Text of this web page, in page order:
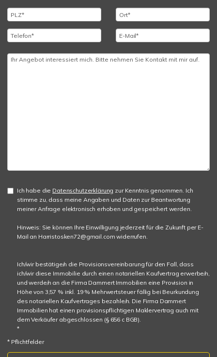
Ich habe die Datenschutzerklärung zur Kenntnis genommen. Ich
stimme zu, dass meine Angaben und Daten zur Beantwortung
meiner Anfrage elektronisch erhoben und gespeichert werden.
Hinweis: Sie können Ihre Einwilligung jederzeit für die Zukunft per E-
Mail an Harristosken72@gmail.com widerrufen.
Ich/wir bestätige/n die Provisionsvereinbarung für den Fall, dass
ich/wir diese Immobilie durch einen notariellen Kaufvertrag erwerbe/n,
und werde/n an die Firma Dammert Immobilien eine Provision in
Höhe von 3,57 % inkl. 19 % Mehrwertsteuer fällig bei Beurkundung
des notariellen Kaufvertrages bezahle/n. Die Firma Dammert
Immobilien hat einen provisionspflichtigen Maklervertrag auch mit
dem Verkäufer abgeschlossen (§ 656 c BGB).
*
* Pflichtfelder